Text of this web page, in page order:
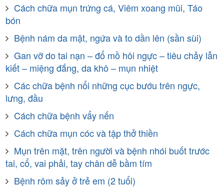
Cách chữa mụn trứng cá, Viêm xoang mũi, Táo
bón
Bệnh nám da mặt, ngứa và to dần lên (sần sùi)
Gan vỡ do tai nạn – đổ mồ hôi ngực – tiêu chảy lẫn
kiết – miệng đắng, da khô – mụn nhiệt
Các chữa bệnh nổi những cục bướu trên ngực,
lưng, đầu
Cách chữa bệnh vẩy nến
Cách chữa mụn cóc và tập thở thiền
Mụn trên mặt, trên người và bệnh nhói buốt trước
tai, cổ, vai phải, tay chân dễ bầm tím
Bệnh rôm sảy ở trẻ em (2 tuổi)